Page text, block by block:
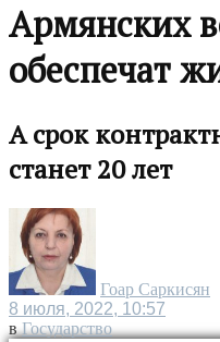
Армянских
обеспечат
А срок
станет 20 лет
Гоар Саркисян
8 июля, 2022, 10:57
в Государство